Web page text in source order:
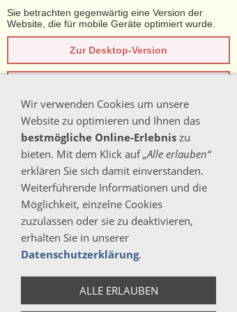
Sie betrachten gegenwärtig eine Version der
Website, die für mobile Geräte optimiert wurde.
Zur Desktop-Version
Navigation einblenden
Kundenkonto
ANMELDEN
Bitte melden Sie sich mit Ihrer E-Mail-Adresse
und Ihrem Kennwort an:
Wir verwenden Cookies um unsere
Website zu optimieren und Ihnen das
bestmögliche Online-Erlebnis zu
bieten. Mit dem Klick auf„Alle erlauben“
erklären Sie sich damit einverstanden.
Weiterführende Informationen und die
Möglichkeit, einzelne Cookies
zuzulassen oder sie zu deaktivieren,
erhalten Sie in unserer
Datenschutzerklärung.
ALLE ERLAUBEN